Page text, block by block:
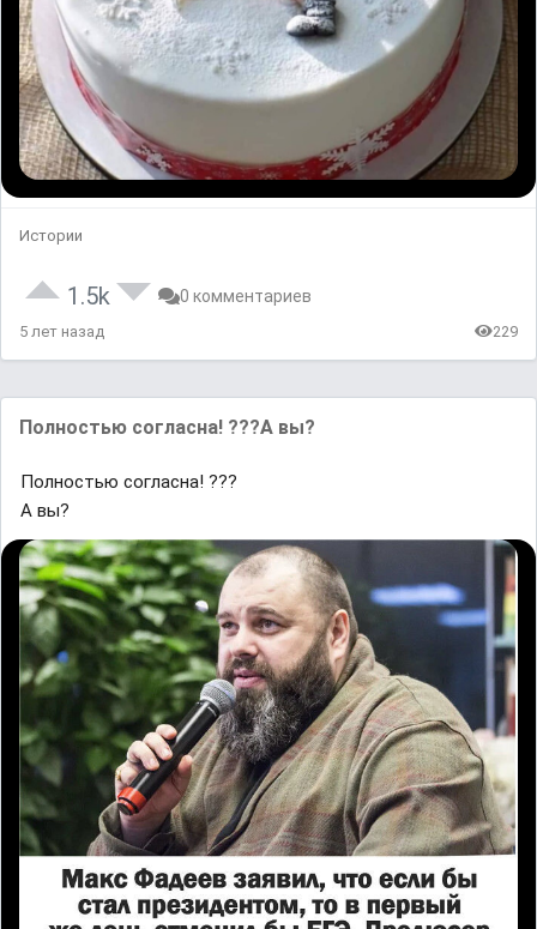
Истории
1.5k 0 комментариев
5 лет назад 229
Полностью согласна! ???А вы?
Полностью согласна! ???
А вы?